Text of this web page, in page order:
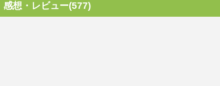
感想・レビュー(577)